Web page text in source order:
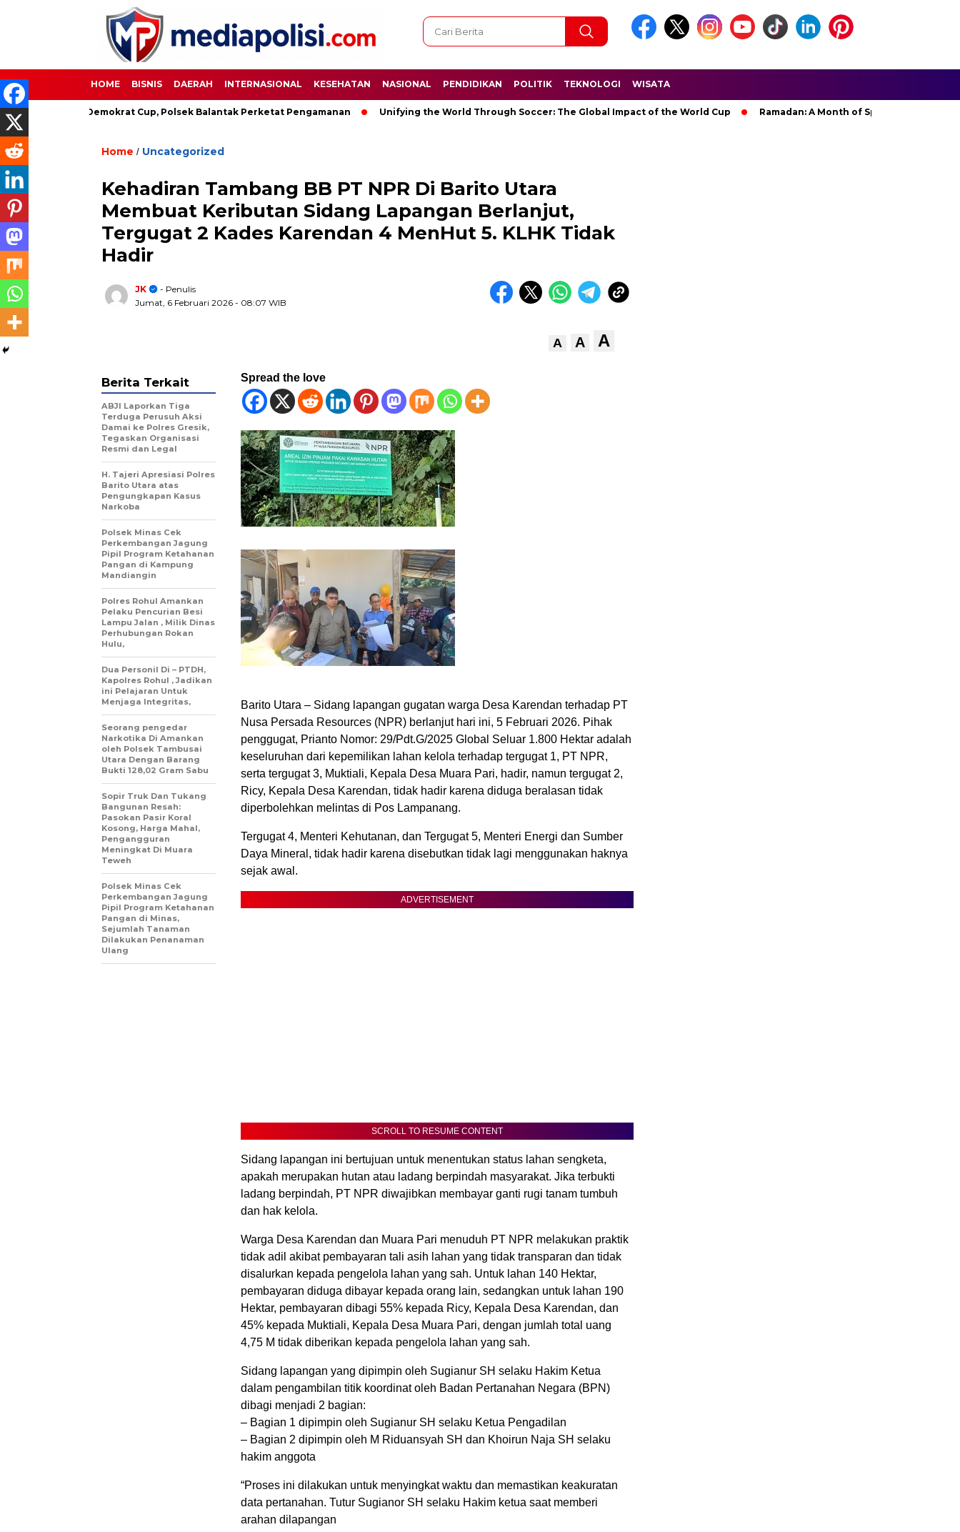
HOME BISNIS DAERAH INTERNASIONAL KESEHATAN NASIONAL PENDIDIKAN POLITIK TEKNOLOGI WISATA
Demokrat Cup, Polsek Balantak Perketat Pengamanan Unifying the World Through Soccer: The Global Impact of the World Cup Ramadan: A Month of Spiritual Reflection,
Home / Uncategorized
Kehadiran Tambang BB PT NPR Di Barito Utara
Membuat Keributan Sidang Lapangan Berlanjut,
Tergugat 2 Kades Karendan 4 MenHut 5. KLHK Tidak
Hadir
JK
- Penulis
Jumat, 6 Februari 2026 - 08:07 WIB
A A A
Spread the love
Barito Utara – Sidang lapangan gugatan warga Desa Karendan terhadap PT
Nusa Persada Resources (NPR) berlanjut hari ini, 5 Februari 2026. Pihak
penggugat, Prianto Nomor: 29/Pdt.G/2025 Global Seluar 1.800 Hektar adalah
keseluruhan dari kepemilikan lahan kelola terhadap tergugat 1, PT NPR,
serta tergugat 3, Muktiali, Kepala Desa Muara Pari, hadir, namun tergugat 2,
Ricy, Kepala Desa Karendan, tidak hadir karena diduga beralasan tidak
diperbolehkan melintas di Pos Lampanang.
Tergugat 4, Menteri Kehutanan, dan Tergugat 5, Menteri Energi dan Sumber
Daya Mineral, tidak hadir karena disebutkan tidak lagi menggunakan haknya
sejak awal.
ADVERTISEMENT
SCROLL TO RESUME CONTENT
Sidang lapangan ini bertujuan untuk menentukan status lahan sengketa,
apakah merupakan hutan atau ladang berpindah masyarakat. Jika terbukti
ladang berpindah, PT NPR diwajibkan membayar ganti rugi tanam tumbuh
dan hak kelola.
Warga Desa Karendan dan Muara Pari menuduh PT NPR melakukan praktik
tidak adil akibat pembayaran tali asih lahan yang tidak transparan dan tidak
disalurkan kepada pengelola lahan yang sah. Untuk lahan 140 Hektar,
pembayaran diduga dibayar kepada orang lain, sedangkan untuk lahan 190
Hektar, pembayaran dibagi 55% kepada Ricy, Kepala Desa Karendan, dan
45% kepada Muktiali, Kepala Desa Muara Pari, dengan jumlah total uang
4,75 M tidak diberikan kepada pengelola lahan yang sah.
Sidang lapangan yang dipimpin oleh Sugianur SH selaku Hakim Ketua
dalam pengambilan titik koordinat oleh Badan Pertanahan Negara (BPN)
dibagi menjadi 2 bagian:
– Bagian 1 dipimpin oleh Sugianur SH selaku Ketua Pengadilan
– Bagian 2 dipimpin oleh M Riduansyah SH dan Khoirun Naja SH selaku
hakim anggota
“Proses ini dilakukan untuk menyingkat waktu dan memastikan keakuratan
data pertanahan. Tutur Sugianor SH selaku Hakim ketua saat memberi
arahan dilapangan
Berita Terkait
ABJI Laporkan Tiga
Terduga Perusuh Aksi
Damai ke Polres Gresik,
Tegaskan Organisasi
Resmi dan Legal
H. Tajeri Apresiasi Polres
Barito Utara atas
Pengungkapan Kasus
Narkoba
Polsek Minas Cek
Perkembangan Jagung
Pipil Program Ketahanan
Pangan di Kampung
Mandiangin
Polres Rohul Amankan
Pelaku Pencurian Besi
Lampu Jalan , Milik Dinas
Perhubungan Rokan
Hulu,
Dua Personil Di – PTDH,
Kapolres Rohul , Jadikan
ini Pelajaran Untuk
Menjaga Integritas,
Seorang pengedar
Narkotika Di Amankan
oleh Polsek Tambusai
Utara Dengan Barang
Bukti 128,02 Gram Sabu
Sopir Truk Dan Tukang
Bangunan Resah:
Pasokan Pasir Koral
Kosong, Harga Mahal,
Pengangguran
Meningkat Di Muara
Teweh
Polsek Minas Cek
Perkembangan Jagung
Pipil Program Ketahanan
Pangan di Minas,
Sejumlah Tanaman
Dilakukan Penanaman
Ulang